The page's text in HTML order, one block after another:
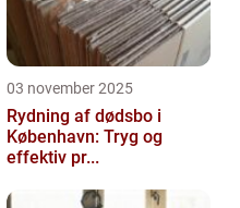
03 november 2025
Rydning af dødsbo i
København: Tryg og
effektiv pr...